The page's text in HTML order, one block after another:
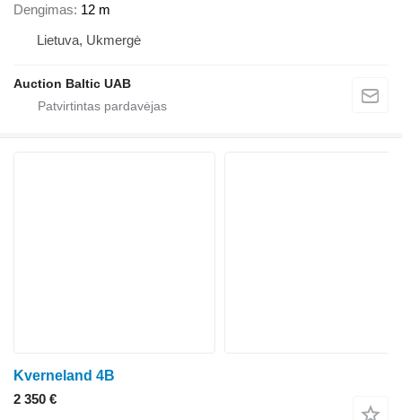
Dengimas 12 m
Lietuva, Ukmergė
Auction Baltic UAB
Kverneland 4B
2 350 €